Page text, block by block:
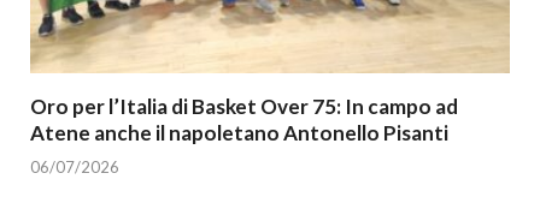
Oro per l’Italia di Basket Over 75: In campo ad
Atene anche il napoletano Antonello Pisanti
06/07/2026